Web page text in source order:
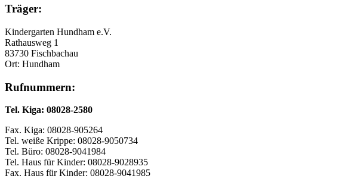
Träger:
Kindergarten Hundham e.V.
Rathausweg 1
83730 Fischbachau
Ort: Hundham
Rufnummern:
Tel. Kiga: 08028-2580
Fax. Kiga: 08028-905264
Tel. weiße Krippe: 08028-9050734
Tel. Büro: 08028-9041984
Tel. Haus für Kinder: 08028-9028935
Fax. Haus für Kinder: 08028-9041985